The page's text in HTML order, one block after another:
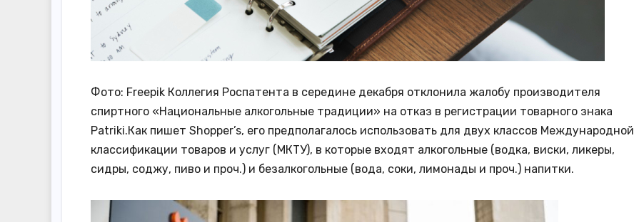
Фото: Freepik Коллегия Роспатента в середине декабря отклонила жалобу производителя
спиртного «Национальные алкогольные традиции» на отказ в регистрации товарного знака
Patriki.Как пишет Shopper’s, его предполагалось использовать для двух классов Международной
классификации товаров и услуг (МКТУ), в которые входят алкогольные (водка, виски, ликеры,
сидры, соджу, пиво и проч.) и безалкогольные (вода, соки, лимонады и проч.) напитки.